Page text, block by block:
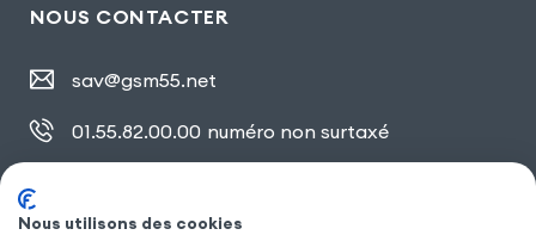
NOUS CONTACTER
sav@gsm55.net
01.55.82.00.00 numéro non surtaxé
Nous utilisons des cookies